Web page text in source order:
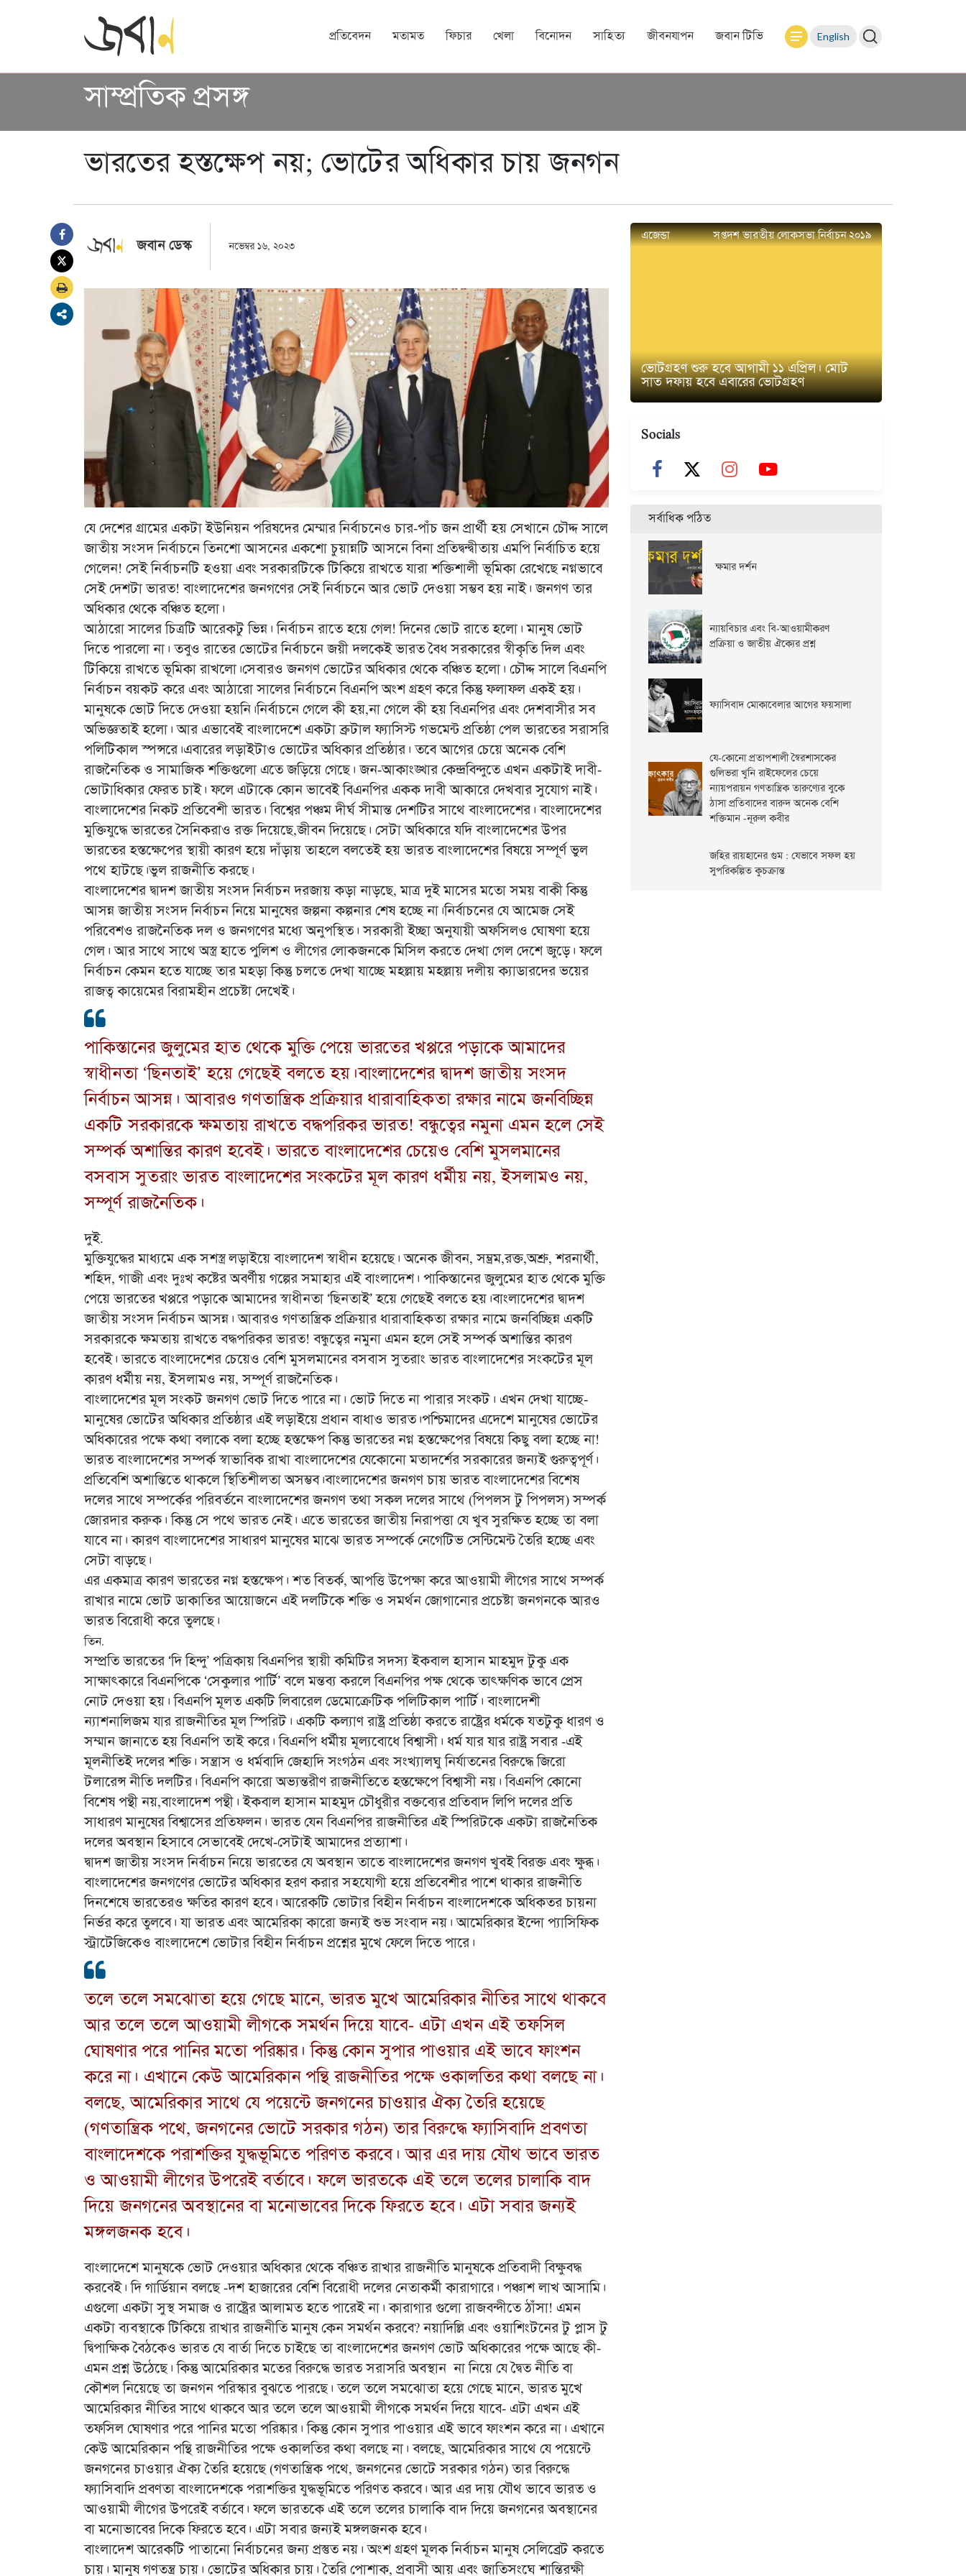
প্রতিবেদন মতামত ফিচার খেলা বিনোদন সাহিত্য জীবনযাপন জবান টিভি English
সাম্প্রতিক প্রসঙ্গ
ভারতের হস্তক্ষেপ নয়; ভোটের অধিকার চায় জনগন
জবান ডেস্ক নভেম্বর ১৬, ২০২৩
যে দেশের গ্রামের একটা ইউনিয়ন পরিষদের মেম্মার নির্বাচনেও চার-পাঁচ জন প্রার্থী হয় সেখানে চৌদ্দ সালে
জাতীয় সংসদ নির্বাচনে তিনশো আসনের একশো চুয়ান্নটি আসনে বিনা প্রতিদ্বন্দ্বীতায় এমপি নির্বাচিত হয়ে
গেলেন! সেই নির্বাচনটি হওয়া এবং সরকারটিকে টিকিয়ে রাখতে যারা শক্তিশালী ভূমিকা রেখেছে নগ্নভাবে
সেই দেশটা ভারত! বাংলাদেশের জনগণের সেই নির্বাচনে আর ভোট দেওয়া সম্ভব হয় নাই। জনগণ তার
অধিকার থেকে বঞ্চিত হলো।
আঠারো সালের চিত্রটি আরেকটু ভিন্ন। নির্বাচন রাতে হয়ে গেল! দিনের ভোট রাতে হলো। মানুষ ভোট
দিতে পারলো না। তবুও রাতের ভোটের নির্বাচনে জয়ী দলকেই ভারত বৈধ সরকারের স্বীকৃতি দিল এবং
টিকিয়ে রাখতে ভূমিকা রাখলো।সেবারও জনগণ ভোটের অধিকার থেকে বঞ্চিত হলো। চৌদ্দ সালে বিএনপি
নির্বাচন বয়কট করে এবং আঠারো সালের নির্বাচনে বিএনপি অংশ গ্রহণ করে কিন্তু ফলাফল একই হয়।
মানুষকে ভোট দিতে দেওয়া হয়নি।নির্বাচনে গেলে কী হয়,না গেলে কী হয় বিএনপির এবং দেশবাসীর সব
অভিজ্ঞতাই হলো। আর এভাবেই বাংলাদেশে একটা ব্রুটাল ফ্যাসিস্ট গভমেন্ট প্রতিষ্ঠা পেল ভারতের সরাসরি
পলিটিকাল স্পন্সরে।এবারের লড়াইটাও ভোটের অধিকার প্রতিষ্ঠার। তবে আগের চেয়ে অনেক বেশি
রাজনৈতিক ও সামাজিক শক্তিগুলো এতে জড়িয়ে গেছে। জন-আকাংঙ্খার কেন্দ্রবিন্দুতে এখন একটাই দাবী-
ভোটাধিকার ফেরত চাই। ফলে এটাকে কোন ভাবেই বিএনপির একক দাবী আকারে দেখবার সুযোগ নাই।
বাংলাদেশের নিকট প্রতিবেশী ভারত। বিশ্বের পঞ্চম দীর্ঘ সীমান্ত দেশটির সাথে বাংলাদেশের। বাংলাদেশের
মুক্তিযুদ্ধে ভারতের সৈনিকরাও রক্ত দিয়েছে,জীবন দিয়েছে। সেটা অধিকারে যদি বাংলাদেশের উপর
ভারতের হস্তক্ষেপের স্থায়ী কারণ হয়ে দাঁড়ায় তাহলে বলতেই হয় ভারত বাংলাদেশের বিষয়ে সম্পূর্ণ ভুল
পথে হাটছে।ভুল রাজনীতি করছে।
বাংলাদেশের দ্বাদশ জাতীয় সংসদ নির্বাচন দরজায় কড়া নাড়ছে, মাত্র দুই মাসের মতো সময় বাকী কিন্তু
আসন্ন জাতীয় সংসদ নির্বাচন নিয়ে মানুষের জল্পনা কল্পনার শেষ হচ্ছে না।নির্বাচনের যে আমেজ সেই
পরিবেশও রাজনৈতিক দল ও জনগণের মধ্যে অনুপস্থিত। সরকারী ইচ্ছা অনুযায়ী অফসিলও ঘোষণা হয়ে
গেল। আর সাথে সাথে অস্ত্র হাতে পুলিশ ও লীগের লোকজনকে মিসিল করতে দেখা গেল দেশে জুড়ে। ফলে
নির্বাচন কেমন হতে যাচ্ছে তার মহড়া কিন্তু চলতে দেখা যাচ্ছে মহল্লায় মহল্লায় দলীয় ক্যাডারদের ভয়ের
রাজত্ব কায়েমের বিরামহীন প্রচেষ্টা দেখেই।
পাকিস্তানের জুলুমের হাত থেকে মুক্তি পেয়ে ভারতের খপ্পরে পড়াকে আমাদের
স্বাধীনতা ‘ছিনতাই’ হয়ে গেছেই বলতে হয়।বাংলাদেশের দ্বাদশ জাতীয় সংসদ
নির্বাচন আসন্ন। আবারও গণতান্ত্রিক প্রক্রিয়ার ধারাবাহিকতা রক্ষার নামে জনবিচ্ছিন্ন
একটি সরকারকে ক্ষমতায় রাখতে বদ্ধপরিকর ভারত! বন্ধুত্বের নমুনা এমন হলে সেই
সম্পর্ক অশান্তির কারণ হবেই। ভারতে বাংলাদেশের চেয়েও বেশি মুসলমানের
বসবাস সুতরাং ভারত বাংলাদেশের সংকটের মূল কারণ ধর্মীয় নয়, ইসলামও নয়,
সম্পূর্ণ রাজনৈতিক।
দুই.
মুক্তিযুদ্ধের মাধ্যমে এক সশস্ত্র লড়াইয়ে বাংলাদেশ স্বাধীন হয়েছে। অনেক জীবন, সম্ভ্রম,রক্ত,অশ্রু, শরনার্থী,
শহিদ, গাজী এবং দুঃখ কষ্টের অবর্ণীয় গল্পের সমাহার এই বাংলাদেশ। পাকিস্তানের জুলুমের হাত থেকে মুক্তি
পেয়ে ভারতের খপ্পরে পড়াকে আমাদের স্বাধীনতা ‘ছিনতাই’ হয়ে গেছেই বলতে হয়।বাংলাদেশের দ্বাদশ
জাতীয় সংসদ নির্বাচন আসন্ন। আবারও গণতান্ত্রিক প্রক্রিয়ার ধারাবাহিকতা রক্ষার নামে জনবিচ্ছিন্ন একটি
সরকারকে ক্ষমতায় রাখতে বদ্ধপরিকর ভারত! বন্ধুত্বের নমুনা এমন হলে সেই সম্পর্ক অশান্তির কারণ
হবেই। ভারতে বাংলাদেশের চেয়েও বেশি মুসলমানের বসবাস সুতরাং ভারত বাংলাদেশের সংকটের মূল
কারণ ধর্মীয় নয়, ইসলামও নয়, সম্পূর্ণ রাজনৈতিক।
বাংলাদেশের মূল সংকট জনগণ ভোট দিতে পারে না। ভোট দিতে না পারার সংকট। এখন দেখা যাচ্ছে-
মানুষের ভোটের অধিকার প্রতিষ্ঠার এই লড়াইয়ে প্রধান বাধাও ভারত।পশ্চিমাদের এদেশে মানুষের ভোটের
অধিকারের পক্ষে কথা বলাকে বলা হচ্ছে হস্তক্ষেপ কিন্তু ভারতের নগ্ন হস্তক্ষেপের বিষয়ে কিছু বলা হচ্ছে না!
ভারত বাংলাদেশের সম্পর্ক স্বাভাবিক রাখা বাংলাদেশের যেকোনো মতাদর্শের সরকারের জন্যই গুরুত্বপূর্ণ।
প্রতিবেশি অশান্তিতে থাকলে স্থিতিশীলতা অসম্ভব।বাংলাদেশের জনগণ চায় ভারত বাংলাদেশের বিশেষ
দলের সাথে সম্পর্কের পরিবর্তনে বাংলাদেশের জনগণ তথা সকল দলের সাথে (পিপলস টু পিপলস) সম্পর্ক
জোরদার করুক। কিন্তু সে পথে ভারত নেই। এতে ভারতের জাতীয় নিরাপত্তা যে খুব সুরক্ষিত হচ্ছে তা বলা
যাবে না। কারণ বাংলাদেশের সাধারণ মানুষের মাঝে ভারত সম্পর্কে নেগেটিভ সেন্টিমেন্ট তৈরি হচ্ছে এবং
সেটা বাড়ছে।
এর একমাত্র কারণ ভারতের নগ্ন হস্তক্ষেপ। শত বিতর্ক, আপত্তি উপেক্ষা করে আওয়ামী লীগের সাথে সম্পর্ক
রাখার নামে ভোট ডাকাতির আয়োজনে এই দলটিকে শক্তি ও সমর্থন জোগানোর প্রচেষ্টা জনগনকে আরও
ভারত বিরোধী করে তুলছে।
তিন.
সম্প্রতি ভারতের ‘দি হিন্দু’ পত্রিকায় বিএনপির স্থায়ী কমিটির সদস্য ইকবাল হাসান মাহমুদ টুকু এক
সাক্ষাৎকারে বিএনপিকে ‘সেকুলার পার্টি’ বলে মন্তব্য করলে বিএনপির পক্ষ থেকে তাৎক্ষণিক ভাবে প্রেস
নোট দেওয়া হয়। বিএনপি মূলত একটি লিবারেল ডেমোক্রেটিক পলিটিকাল পার্টি। বাংলাদেশী
ন্যাশনালিজম যার রাজনীতির মূল স্পিরিট। একটি কল্যাণ রাষ্ট্র প্রতিষ্ঠা করতে রাষ্ট্রের ধর্মকে যতটুকু ধারণ ও
সম্মান জানাতে হয় বিএনপি তাই করে। বিএনপি ধর্মীয় মূল্যবোধে বিশ্বাসী। ধর্ম যার যার রাষ্ট্র সবার -এই
মূলনীতিই দলের শক্তি। সন্ত্রাস ও ধর্মবাদি জেহাদি সংগঠন এবং সংখ্যালঘু নির্যাতনের বিরুদ্ধে জিরো
টলারেন্স নীতি দলটির। বিএনপি কারো অভ্যন্তরীণ রাজনীতিতে হস্তক্ষেপে বিশ্বাসী নয়। বিএনপি কোনো
বিশেষ পন্থী নয়,বাংলাদেশ পন্থী। ইকবাল হাসান মাহমুদ চৌধুরীর বক্তব্যের প্রতিবাদ লিপি দলের প্রতি
সাধারণ মানুষের বিশ্বাসের প্রতিফলন। ভারত যেন বিএনপির রাজনীতির এই স্পিরিটকে একটা রাজনৈতিক
দলের অবস্থান হিসাবে সেভাবেই দেখে-সেটাই আমাদের প্রত্যাশা।
দ্বাদশ জাতীয় সংসদ নির্বাচন নিয়ে ভারতের যে অবস্থান তাতে বাংলাদেশের জনগণ খুবই বিরক্ত এবং ক্ষুব্ধ।
বাংলাদেশের জনগণের ভোটের অধিকার হরণ করার সহযোগী হয়ে প্রতিবেশীর পাশে থাকার রাজনীতি
দিনশেষে ভারতেরও ক্ষতির কারণ হবে। আরেকটি ভোটার বিহীন নির্বাচন বাংলাদেশকে অধিকতর চায়না
নির্ভর করে তুলবে। যা ভারত এবং আমেরিকা কারো জন্যই শুভ সংবাদ নয়। আমেরিকার ইন্দো প্যাসিফিক
স্ট্রাটেজিকেও বাংলাদেশে ভোটার বিহীন নির্বাচন প্রশ্নের মুখে ফেলে দিতে পারে।
তলে তলে সমঝোতা হয়ে গেছে মানে, ভারত মুখে আমেরিকার নীতির সাথে থাকবে
আর তলে তলে আওয়ামী লীগকে সমর্থন দিয়ে যাবে- এটা এখন এই তফসিল
ঘোষণার পরে পানির মতো পরিষ্কার। কিন্তু কোন সুপার পাওয়ার এই ভাবে ফাংশন
করে না। এখানে কেউ আমেরিকান পন্থি রাজনীতির পক্ষে ওকালতির কথা বলছে না।
বলছে, আমেরিকার সাথে যে পয়েন্টে জনগনের চাওয়ার ঐক্য তৈরি হয়েছে
(গণতান্ত্রিক পথে, জনগনের ভোটে সরকার গঠন) তার বিরুদ্ধে ফ্যাসিবাদি প্রবণতা
বাংলাদেশকে পরাশক্তির যুদ্ধভূমিতে পরিণত করবে। আর এর দায় যৌথ ভাবে ভারত
ও আওয়ামী লীগের উপরেই বর্তাবে। ফলে ভারতকে এই তলে তলের চালাকি বাদ
দিয়ে জনগনের অবস্থানের বা মনোভাবের দিকে ফিরতে হবে। এটা সবার জন্যই
মঙ্গলজনক হবে।
বাংলাদেশে মানুষকে ভোট দেওয়ার অধিকার থেকে বঞ্চিত রাখার রাজনীতি মানুষকে প্রতিবাদী বিক্ষুবদ্ধ
করবেই। দি গার্ডিয়ান বলছে -দশ হাজারের বেশি বিরোধী দলের নেতাকর্মী কারাগারে। পঞ্চাশ লাখ আসামি।
এগুলো একটা সুস্থ সমাজ ও রাষ্ট্রের আলামত হতে পারেই না। কারাগার গুলো রাজবন্দীতে ঠাঁসা! এমন
একটা ব্যবস্থাকে টিকিয়ে রাখার রাজনীতি মানুষ কেন সমর্থন করবে? নয়াদিল্লি এবং ওয়াশিংটনের টু প্লাস টু
দ্বিপাক্ষিক বৈঠকেও ভারত যে বার্তা দিতে চাইছে তা বাংলাদেশের জনগণ ভোট অধিকারের পক্ষে আছে কী-
এমন প্রশ্ন উঠেছে। কিন্তু আমেরিকার মতের বিরুদ্ধে ভারত সরাসরি অবস্থান না নিয়ে যে দ্বৈত নীতি বা
কৌশল নিয়েছে তা জনগন পরিস্কার বুঝতে পারছে। তলে তলে সমঝোতা হয়ে গেছে মানে, ভারত মুখে
আমেরিকার নীতির সাথে থাকবে আর তলে তলে আওয়ামী লীগকে সমর্থন দিয়ে যাবে- এটা এখন এই
তফসিল ঘোষণার পরে পানির মতো পরিষ্কার। কিন্তু কোন সুপার পাওয়ার এই ভাবে ফাংশন করে না। এখানে
কেউ আমেরিকান পন্থি রাজনীতির পক্ষে ওকালতির কথা বলছে না। বলছে, আমেরিকার সাথে যে পয়েন্টে
জনগনের চাওয়ার ঐক্য তৈরি হয়েছে (গণতান্ত্রিক পথে, জনগনের ভোটে সরকার গঠন) তার বিরুদ্ধে
ফ্যাসিবাদি প্রবণতা বাংলাদেশকে পরাশক্তির যুদ্ধভূমিতে পরিণত করবে। আর এর দায় যৌথ ভাবে ভারত ও
আওয়ামী লীগের উপরেই বর্তাবে। ফলে ভারতকে এই তলে তলের চালাকি বাদ দিয়ে জনগনের অবস্থানের
বা মনোভাবের দিকে ফিরতে হবে। এটা সবার জন্যই মঙ্গলজনক হবে।
বাংলাদেশ আরেকটি পাতানো নির্বাচনের জন্য প্রস্তুত নয়। অংশ গ্রহণ মূলক নির্বাচন মানুষ সেলিব্রেট করতে
চায়। মানুষ গণতন্ত্র চায়। ভোটের অধিকার চায়। তৈরি পোশাক, প্রবাসী আয় এবং জাতিসংঘে শান্তিরক্ষী
এজেন্ডা সপ্তদশ ভারতীয় লোকসভা নির্বাচন ২০১৯
ভোটগ্রহণ শুরু হবে আগামী ১১ এপ্রিল। মোট
সাত দফায় হবে এবারের ভোটগ্রহণ
Socials
সর্বাধিক পঠিত
ক্ষমার দর্শন
ন্যায়বিচার এবং বি-আওয়ামীকরণ
প্রক্রিয়া ও জাতীয় ঐক্যের প্রশ্ন
ফ্যাসিবাদ মোকাবেলার আগের ফয়সালা
যে-কোনো প্রতাপশালী স্বৈরশাসকের
গুলিভরা খুনি রাইফেলের চেয়ে
ন্যায়পরায়ন গণতান্ত্রিক তারুণ্যের বুকে
ঠাসা প্রতিবাদের বারুদ অনেক বেশি
শক্তিমান -নূরুল কবীর
জহির রায়হানের গুম : যেভাবে সফল হয়
সুপরিকল্পিত কুচক্রান্ত